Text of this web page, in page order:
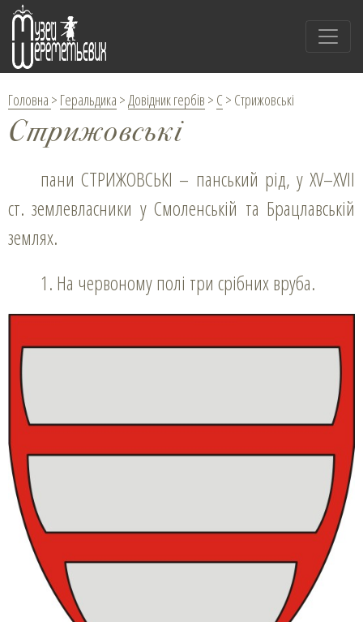
Головна > Геральдика >Довідник гербів > С > Стрижовські
Стрижовські
пани СТРИЖОВСЬКІ – панський рід, у XV–XVII
ст. землевласники у Смоленській та Брацлавській
землях.
1. На червоному полі три срібних вруба.